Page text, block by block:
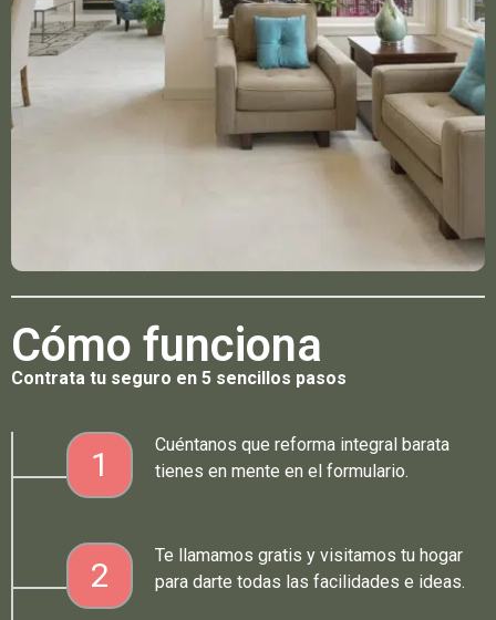
Cómo funciona
Contrata tu seguro en 5 sencillos pasos
1
Cuéntanos que reforma integral barata
tienes en mente en el formulario.
2
Te llamamos gratis y visitamos tu hogar
para darte todas las facilidades e ideas.